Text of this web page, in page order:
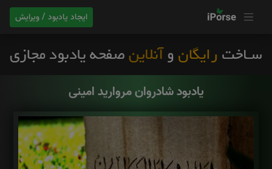
ایجاد یادبود / ویرایش
یادبود شادروان مروارید امینی